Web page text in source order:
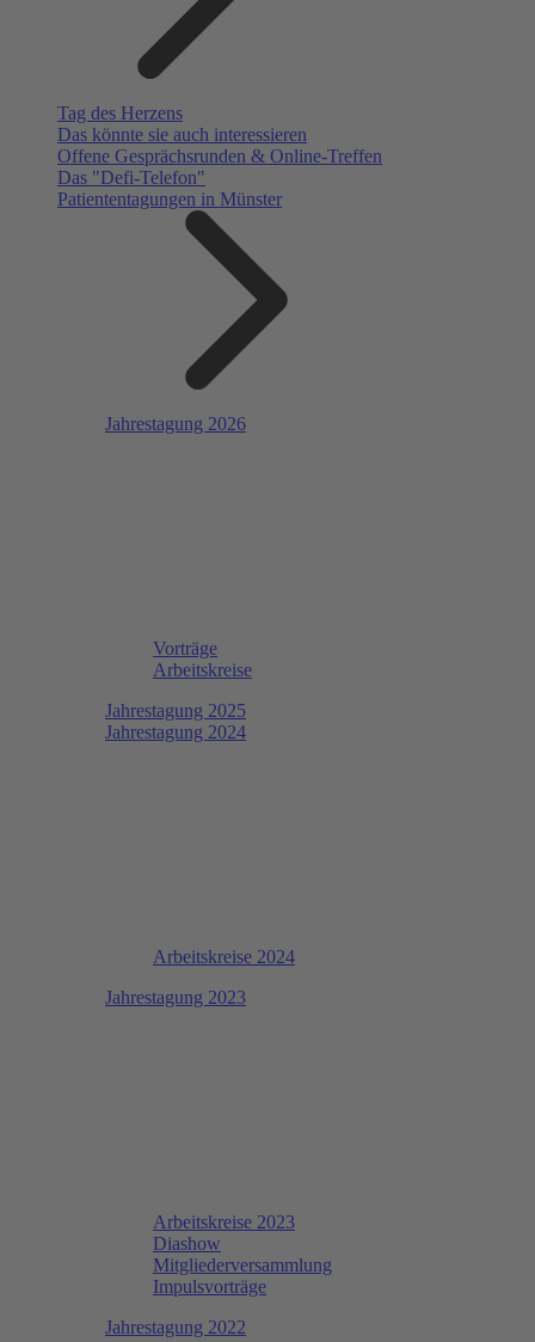
Tag des Herzens
Das könnte sie auch interessieren
Offene Gesprächsrunden & Online-Treffen
Das "Defi-Telefon"
Patiententagungen in Münster
Jahrestagung 2026
Vorträge
Arbeitskreise
Jahrestagung 2025
Jahrestagung 2024
Arbeitskreise 2024
Jahrestagung 2023
Arbeitskreise 2023
Diashow
Mitgliederversammlung
Impulsvorträge
Jahrestagung 2022